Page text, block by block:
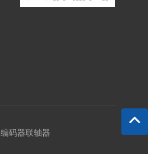
编码器联轴器